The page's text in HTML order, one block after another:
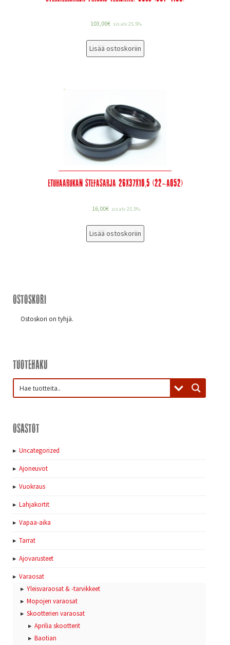
103,00€ sis alv 25.5%
Lisää ostoskoriin
Etuhaarukan stefasarja 26x37x10,5 (22-A052)
16,00€ sis alv 25.5%
Lisää ostoskoriin
Ostoskori
Ostoskori on tyhjä.
Tuotehaku
Osastot
Uncategorized
Ajoneuvot
Vuokraus
Lahjakortit
Vapaa-aika
Tarrat
Ajovarusteet
Varaosat
Yleisvaraosat & -tarvikkeet
Mopojen varaosat
Skootterien varaosat
Aprilia skootterit
Baotian